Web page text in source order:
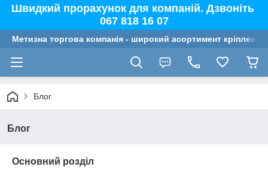
Швидкий прорахунок для компаній. Дзвоніть
067 818 16 07
Метизна торгова компанія - широкий асортимент
Блог
Блог
Основний розділ